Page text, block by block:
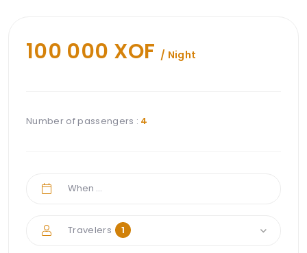
100 000 XOF / Night
Number of passengers : 4
Travelers 1